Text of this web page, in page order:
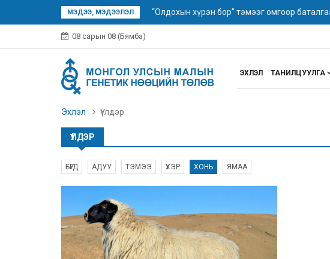
МЭДЭЭ, МЭДЭЭЛЭЛ “Олдохын хүрэн бор” тэмээг омгоор
08 сарын 08 (Бямба)
ЭХЛЭЛ ТАНИЛЦУУЛГА
Эхлэл Үүлдэр
ҮҮЛДЭР
БҮГД АДУУ ТЭМЭЭ ҮХЭР ХОНЬ ЯМАА